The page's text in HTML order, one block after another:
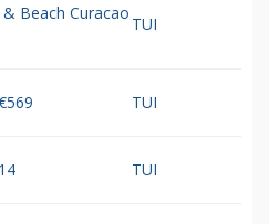
Beach Curacao
TUI
TUI
TUI